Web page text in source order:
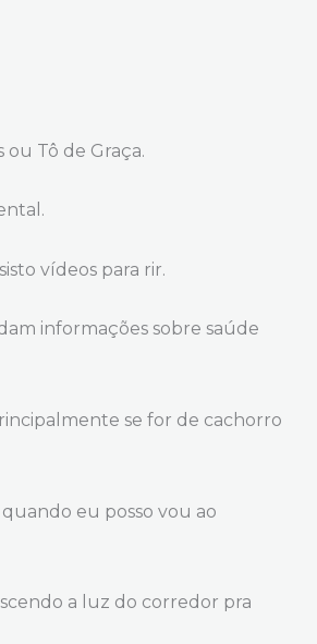
Tô de Graça.
vídeos para rir.
informações sobre saúde
se for de cachorro
eu posso vou ao
a luz do corredor pra